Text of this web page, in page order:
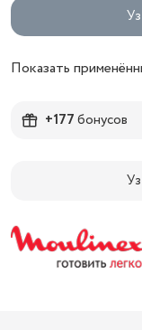
Показать
+177бонусов